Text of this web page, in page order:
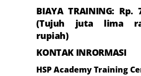
BIAYA TRAINING: Rp.
(Tujuh juta lima
rupiah)
KONTAK INRORMASI
HSP Academy Training